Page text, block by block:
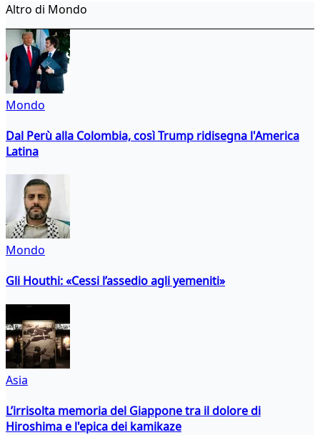
Altro di Mondo
Mondo
Dal Perù alla Colombia, così Trump ridisegna l'America
Latina
Mondo
Gli Houthi: «Cessi l’assedio agli yemeniti»
Asia
L’irrisolta memoria del Giappone tra il dolore di
Hiroshima e l'epica dei kamikaze